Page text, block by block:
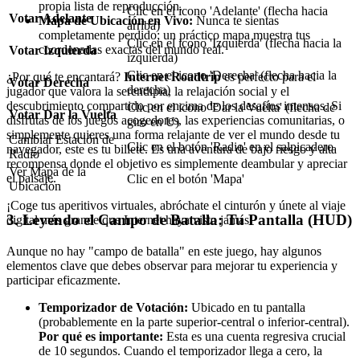
propia lista de reproducción.
Mapa de Ubicación en Vivo: Nunca te sientas
completamente perdido; un práctico mapa muestra tus
coordenadas exactas del mundo real.
¿Por qué te encantará? Internet Roadtripes perfecto para el
jugador que valora la serendipia, la relajación social y el
descubrimiento compartido por encima de los desafíos intensos. Si
disfrutas de los juegos acogedores, las experiencias comunitarias, o
simplemente quieres una forma relajante de ver el mundo desde tu
navegador, este es tu billete. Es una aventura de bajo riesgo y alta
recompensa donde el objetivo es simplemente deambular y apreciar
el paisaje.
¡Coge tus aperitivos virtuales, abróchate el cinturón y únete al viaje
digital más grande que Internet haya visto jamás!
Votar Adelante
Clic en el icono 'Adelante' (flecha hacia
arriba)
Votar Izquierda
Clic en el icono 'Izquierda' (flecha hacia la
izquierda)
Votar Derecha
Clic en el icono 'Derecha' (flecha hacia la
derecha)
Votar Dar la Vuelta
Clic en el icono 'Dar la Vuelta' (flecha de
giro en U)
Cambiar Estación de
Radio
Clic en el botón 'Radio' en el salpicadero
Ver Mapa de la
Ubicación
Clic en el botón 'Mapa'
3. Leyendo el Campo de Batalla: Tu Pantalla (HUD)
Aunque no hay "campo de batalla" en este juego, hay algunos
elementos clave que debes observar para mejorar tu experiencia y
participar eficazmente.
Temporizador de Votación: Ubicado en tu pantalla
(probablemente en la parte superior-central o inferior-central).
Por qué es importante: Esta es una cuenta regresiva crucial
de 10 segundos. Cuando el temporizador llega a cero, la